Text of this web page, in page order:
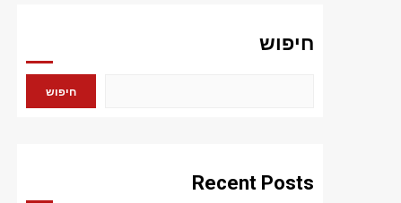
חיפוש
חיפוש
Recent Posts